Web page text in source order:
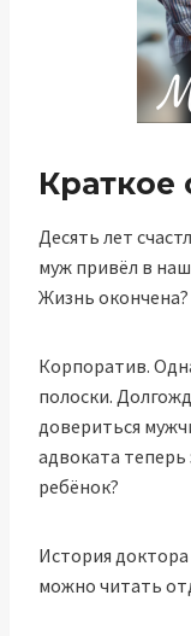
Краткое
Десять лет
муж привёл в
Жизнь окончена?
Корпоратив.
полоски.
довериться
адвоката
ребёнок?
История
можно читать